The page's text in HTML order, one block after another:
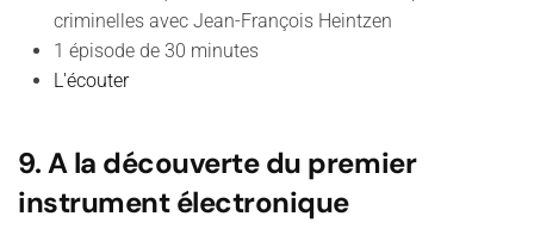
criminelles avec Jean-François Heintzen
1 épisode de 30 minutes
L'écouter
9. A la découverte du premier
instrument électronique